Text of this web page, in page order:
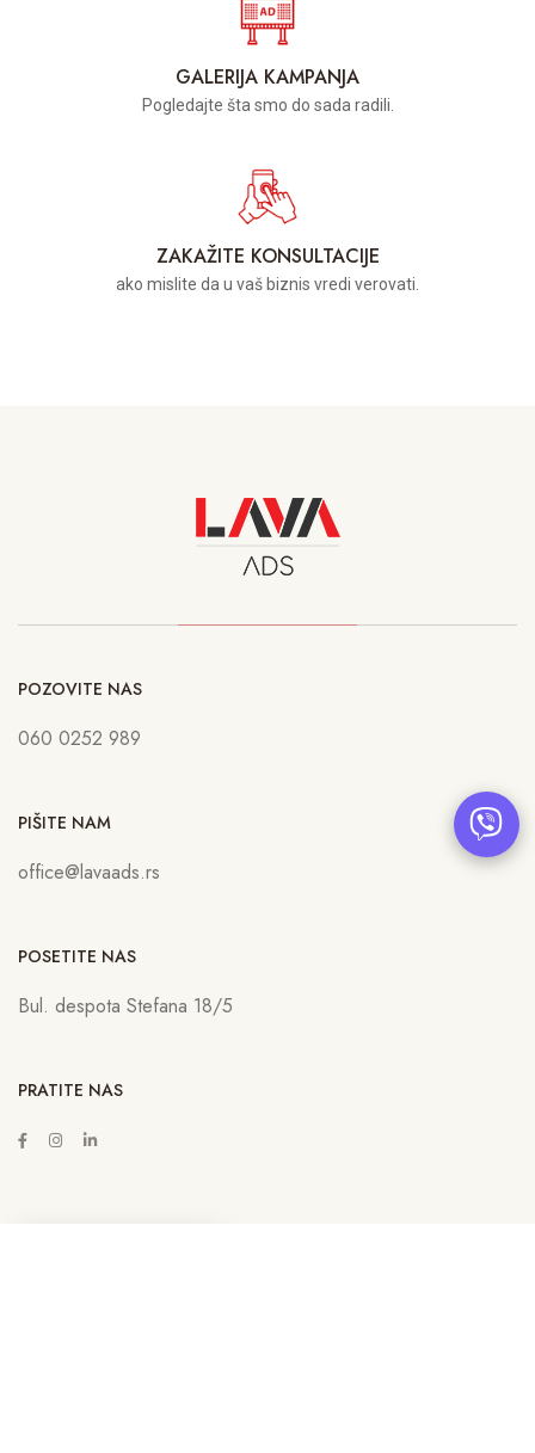
GALERIJA KAMPANJA
Pogledajte šta smo do sada radili.
ZAKAŽITE KONSULTACIJE
ako mislite da u vaš biznis vredi verovati.
POZOVITE NAS
060 0252 989
PIŠITE NAM
office@lavaads.rs
POSETITE NAS
Bul. despota Stefana 18/5
PRATITE NAS